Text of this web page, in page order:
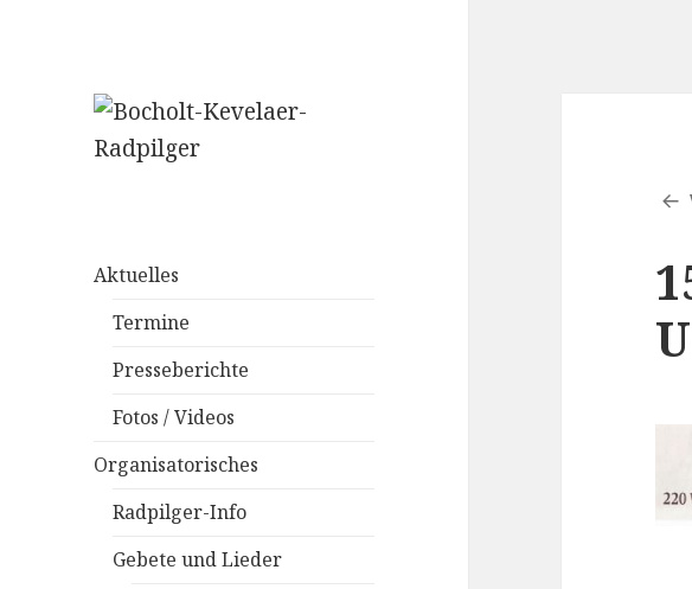
Aktuelles
Termine
Presseberichte
Fotos / Videos
Organisatorisches
Radpilger-Info
Gebete und Lieder